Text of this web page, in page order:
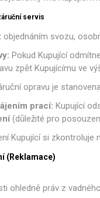
servis
svozu,
Pokud Kupující
zpět Kupujícímu ve
opravu je
prací: Kupující
(důležité pro
Kupující si
(Reklamace)
ohledně práv z